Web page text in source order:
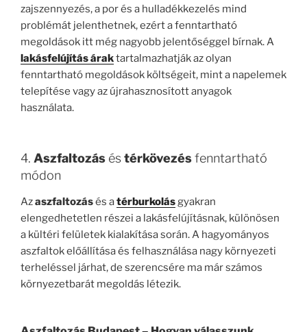
zajszennyezés, a por és a hulladékkezelés mind
problémát jelenthetnek, ezért a fenntartható
megoldások itt még nagyobb jelentőséggel bírnak. A
lakásfelújítás áraktartalmazhatják az olyan
fenntartható megoldások költségeit, mint a napelemek
telepítése vagy az újrahasznosított anyagok
használata.
4. Aszfaltozás éstérkövezésfenntartható
módon
Azaszfaltozásés atérburkolásgyakran
elengedhetetlen részei a lakásfelújításnak, különösen
a kültéri felületek kialakítása során. A hagyományos
aszfaltok előállítása és felhasználása nagy környezeti
terheléssel járhat, de szerencsére ma már számos
környezetbarát megoldás létezik.